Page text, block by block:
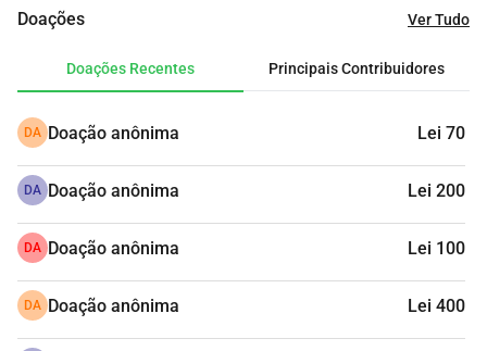
Obrigado a todos vocês que desejam fazer parte da
Matias é meu menino de 3 anos. Ele é um menino
maravilhoso e foi diagnosticado recentemente com
autismo e síndrome hipercinética. Precisamos começar
o mais rápido possível as terapias ABBA, psicoterapia e
fonoaudiologia. Os custos mensais são de
aproximadamente 8000 RON, dinheiro do qual não
dispomos. Fazemos tudo o que podemos, mas esses
custos nos ultrapassam muito. Agradecemos a todos
pelo apoio e por estarem ao lado de Matias!
Doações Ver Tudo
Doações Recentes Principais Contribuidores
DA Doação anônima Lei 70
DA Doação anônima Lei 200
DA Doação anônima Lei 100
DA Doação anônima Lei 400